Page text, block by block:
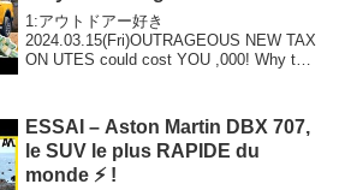
1:アウトドアー好き
2024.03.15(Fri)OUTRAGEOUS NEW TAX
ON UTES could cost YOU ,000! Why the
ESSAI – Aston Martin DBX 707,
le SUV le plus RAPIDE du
monde ⚡ !